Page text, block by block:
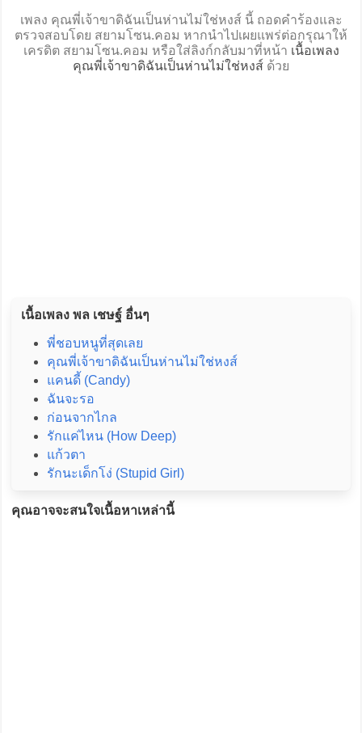
เพลง คุณพี่เจ้าขาดิฉันเป็นห่านไม่ใช่หงส์ นี้ ถอดคำร้องและ
ตรวจสอบโดย สยามโซน.คอม หากนำไปเผยแพร่ต่อกรุณาให้
เครดิต สยามโซน.คอม หรือใส่ลิงก์กลับมาที่หน้า เนื้อเพลง
คุณพี่เจ้าขาดิฉันเป็นห่านไม่ใช่หงส์ ด้วย
เนื้อเพลง พล เชษฐ์ อื่นๆ
พี่ชอบหนูที่สุดเลย
คุณพี่เจ้าขาดิฉันเป็นห่านไม่ใช่หงส์
แคนดี้ (Candy)
ฉันจะรอ
ก่อนจากไกล
รักแค่ไหน (How Deep)
แก้วตา
รักนะเด็กโง่ (Stupid Girl)
คุณอาจจะสนใจเนื้อหาเหล่านี้